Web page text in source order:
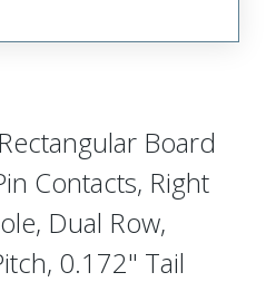
Board
Contacts, Right
Dual Row,
0.172" Tail